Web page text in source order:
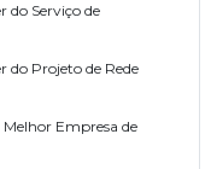
do Serviço de
do Projeto de Rede
Empresa de